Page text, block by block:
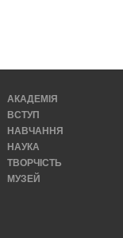
АКАДЕМІЯ
ВСТУП
НАВЧАННЯ
НАУКА
ТВОРЧІСТЬ
МУЗЕЙ